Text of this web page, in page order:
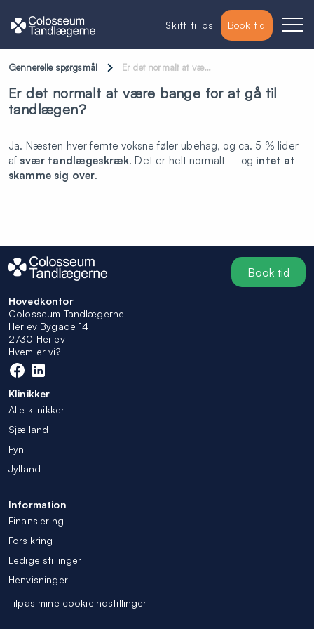
Gennerelle spørgsmål Er det normalt at væ…
Er det normalt at være bange for at gå til
tandlægen?
Ja. Næsten hver femte voksne føler ubehag, og ca. 5 % lider
af svær tandlægeskræk. Det er helt normalt – og intet at
skamme sig over.
Book tid
Hovedkontor
Colosseum Tandlægerne
Herlev Bygade 14
2730 Herlev
Hvem er vi?
Klinikker
Alle klinikker
Sjælland
Fyn
Jylland
Information
Finansiering
Forsikring
Ledige stillinger
Henvisninger
Tilpas mine cookieindstillinger
Skift til os Book tid